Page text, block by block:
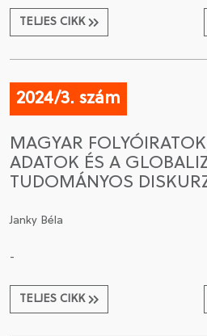
TELJES CIKK
2024/3. szám
MAGYAR
ADATOK ÉS A
TUDOMÁNYOS
Janky Béla
-
TELJES CIKK